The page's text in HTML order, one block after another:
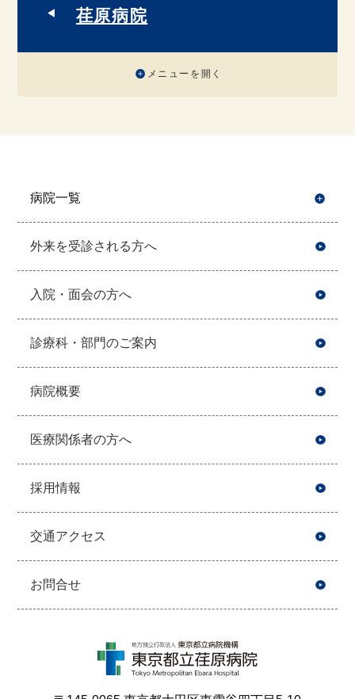
荏原病院
メニューを開く
病院一覧
外来を受診される方へ
入院・面会の方へ
診療科・部門のご案内
病院概要
医療関係者の方へ
採用情報
交通アクセス
お問合せ